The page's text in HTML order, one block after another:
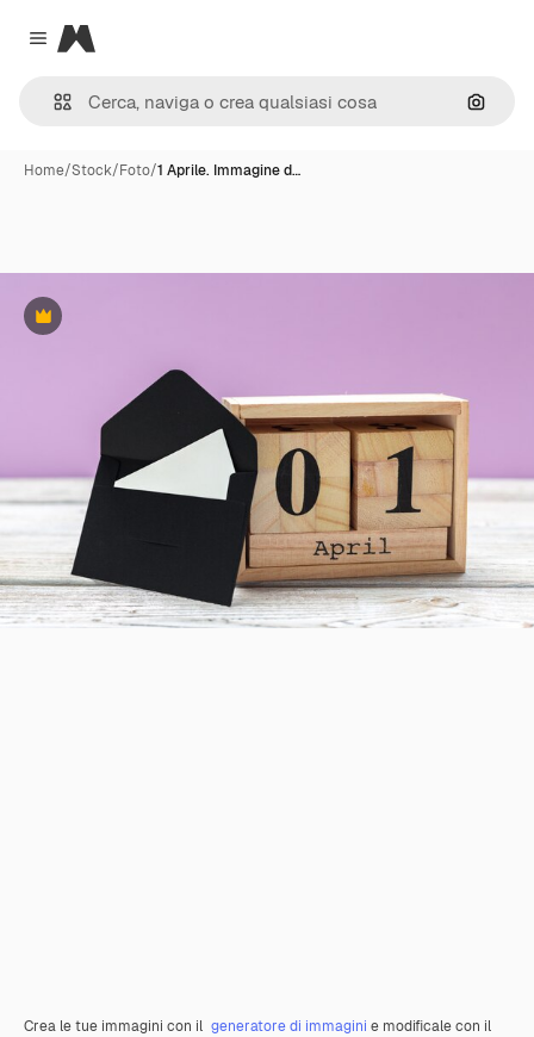
Close menu
Magnific
Cerca
Home/Stock/Foto/1 Aprile. Immagine d…
Premium
Crea le tue immagini con il generatore di immagini e modificale con il